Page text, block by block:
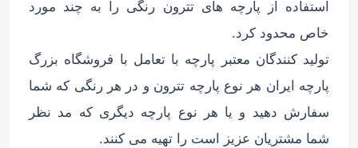
استفاده از پارچه های تترون رنگی را به چند مورد
خاص محدود کرد.
تولید کنندگان معتبر پارچه با تعامل با فروشگاه بزرگ
پارچه ایران هر نوع پارچه تترون و در هر رنگی که شما
سفارش دهید و یا هر نوع پارچه دیگری که مد نظر
شما مشتریان عزیز است را تهیه می کنند.